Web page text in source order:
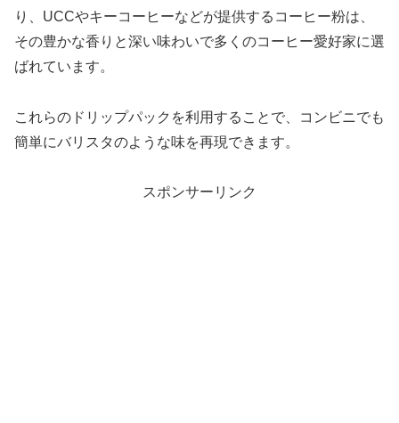
り、UCCやキーコーヒーなどが提供するコーヒー粉は、
その豊かな香りと深い味わいで多くのコーヒー愛好家に選
ばれています。
これらのドリップパックを利用することで、コンビニでも
簡単にバリスタのような味を再現できます。
スポンサーリンク